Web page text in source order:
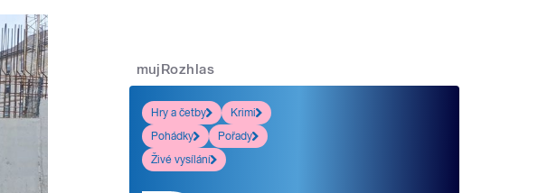
mujRozhlas
Hry a četby
Krimi
Pohádky
Pořady
Živé vysílání